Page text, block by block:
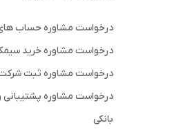
درخواست مشاوره حساب های
درخواست مشاوره خرید
درخواست مشاوره ثبت
درخواست مشاوره
بانکی